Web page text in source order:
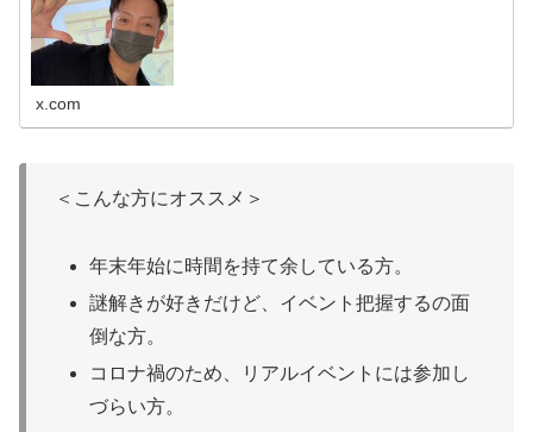
x.com
＜こんな方にオススメ＞
年末年始に時間を持て余している方。
謎解きが好きだけど、イベント把握するの面
倒な方。
コロナ禍のため、リアルイベントには参加し
づらい方。